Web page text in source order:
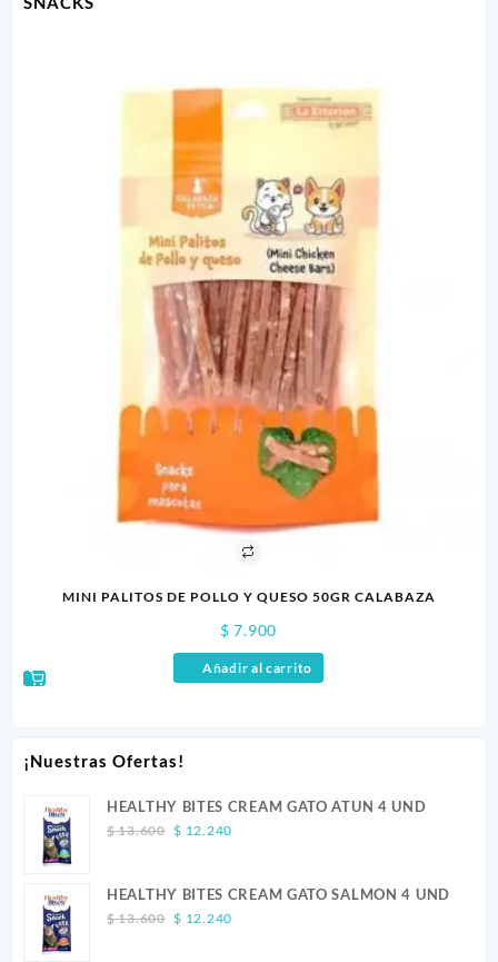
MINI PALITOS DE POLLO Y QUESO 50GR CALABAZA
$ 7.900
Añadir al carrito
¡Nuestras Ofertas!
HEALTHY BITES CREAM GATO ATUN 4 UND
$13.600 Original
$ 13.600.
$ 12.240Current
$ 12.240.
HEALTHY BITES CREAM GATO SALMON 4 UND
$13.600 Original
$ 12.240Current